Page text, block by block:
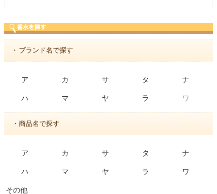
・ ブランド名で探す
ア カ サ タ ナ
ハ マ ヤ ラ ワ
・商品名で探す
ア カ サ タ ナ
ハ マ ヤ ラ ワ
その他